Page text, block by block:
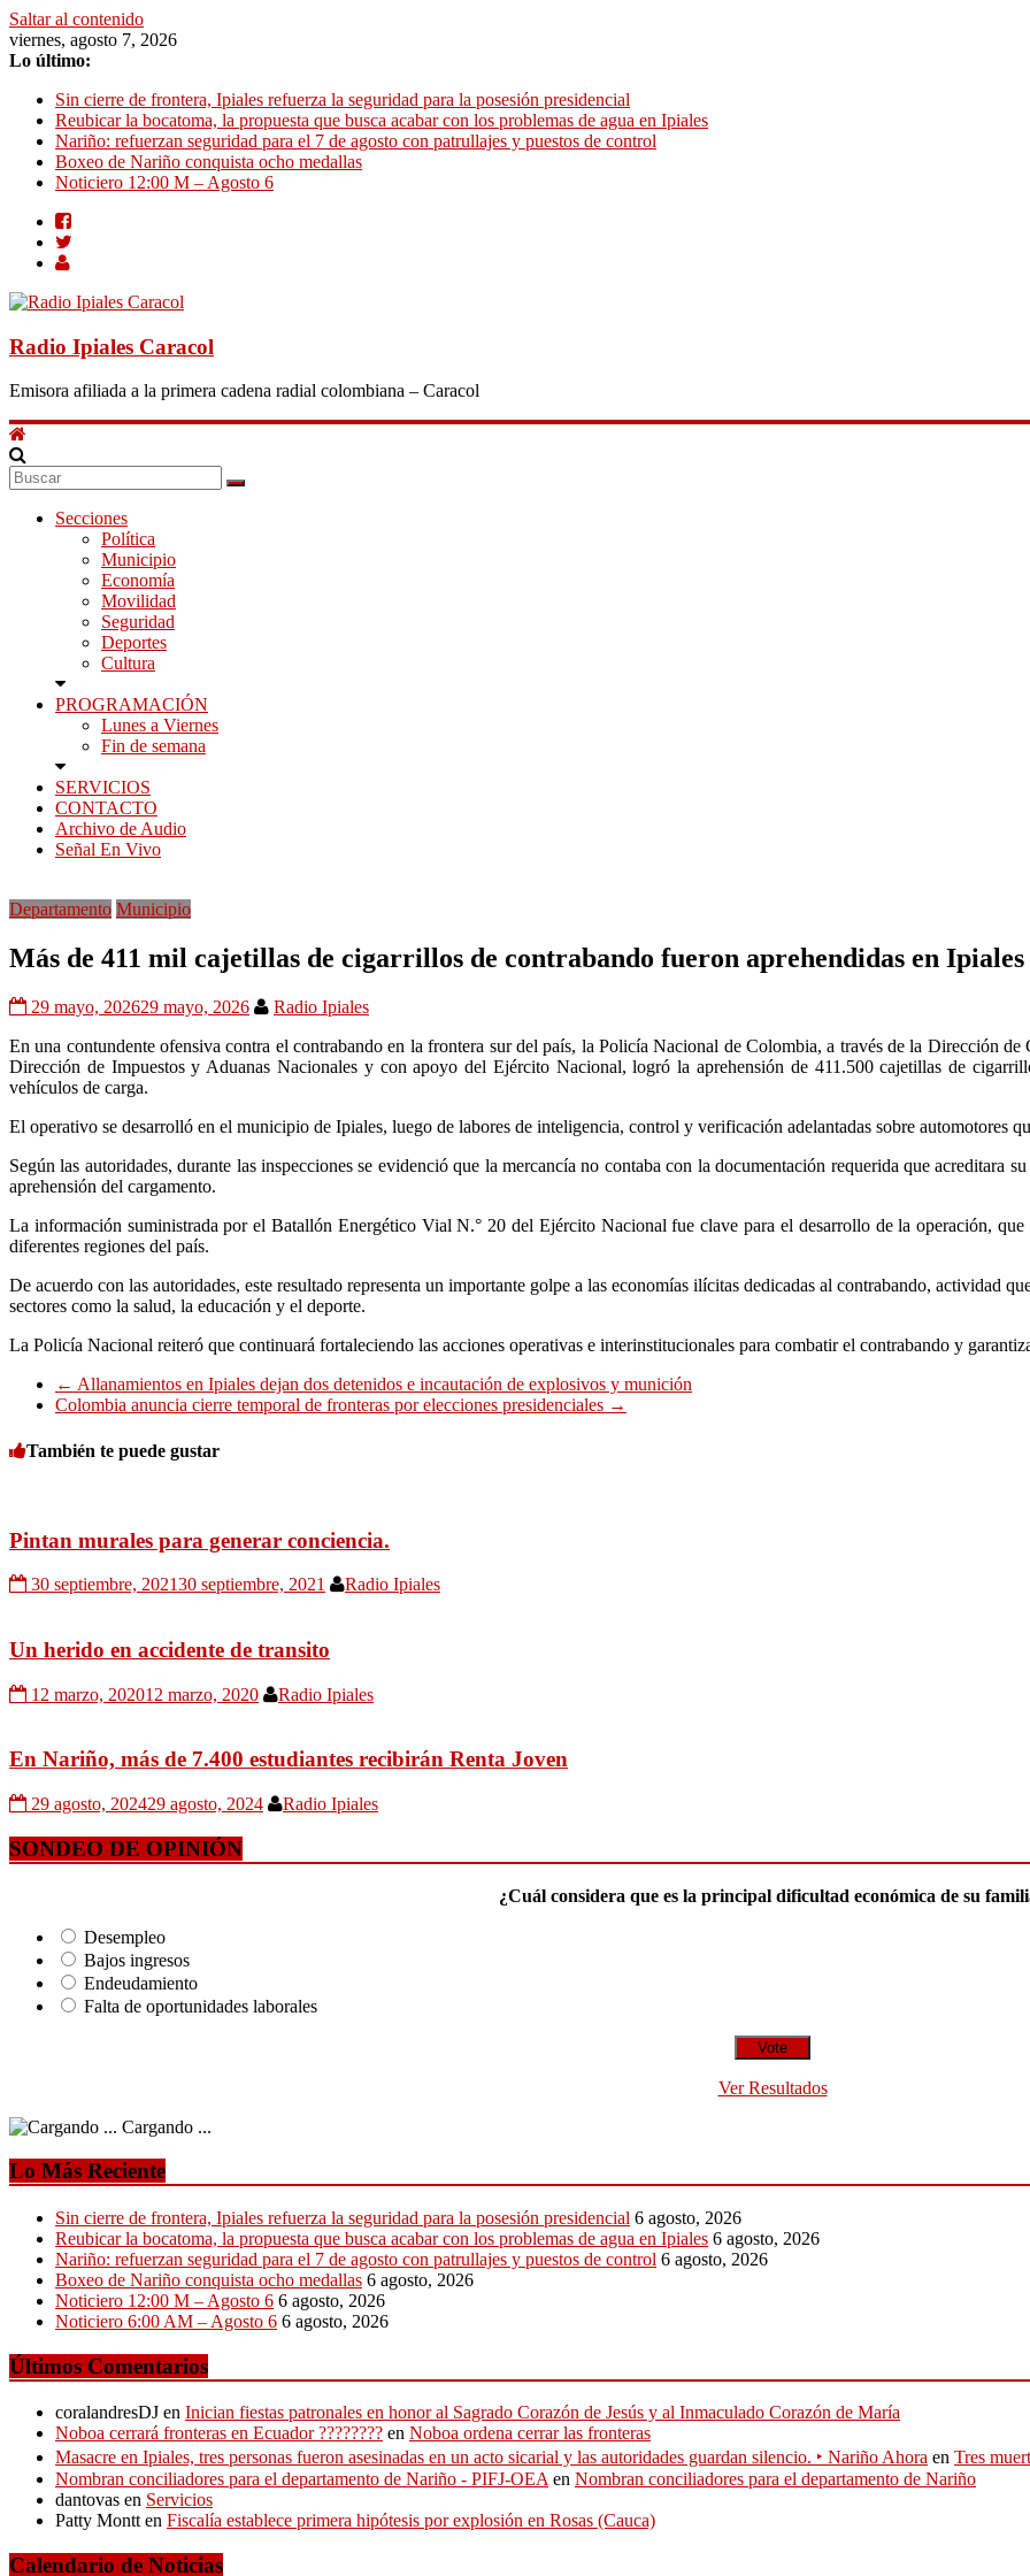
Saltar al contenido
viernes, agosto 7, 2026
Lo último:
Sin cierre de frontera, Ipiales refuerza la seguridad para la posesión presidencial
Reubicar la bocatoma, la propuesta que busca acabar con los problemas de agua en Ipiales
Nariño: refuerzan seguridad para el 7 de agosto con patrullajes y puestos de control
Boxeo de Nariño conquista ocho medallas
Noticiero 12:00 M – Agosto 6
Radio Ipiales Caracol
Emisora afiliada a la primera cadena radial colombiana – Caracol
Secciones
Política
Municipio
Economía
Movilidad
Seguridad
Deportes
Cultura
PROGRAMACIÓN
Lunes a Viernes
Fin de semana
SERVICIOS
CONTACTO
Archivo de Audio
Señal En Vivo
Departamento Municipio
Más de 411 mil cajetillas de cigarrillos de contrabando fueron aprehendidas en Ipiales
29 mayo, 202629 mayo, 2026
Radio Ipiales
En una contundente ofensiva contra el contrabando en la frontera sur del país, la Policía Nacional de Colombia, a través de la Dirección
Dirección de Impuestos y Aduanas Nacionalesy con apoyo del Ejército Nacional, logró la aprehensión de 411.500 cajetillas de
vehículos de carga.
El operativo se desarrolló en el municipio de Ipiales, luego de labores de inteligencia, control y verificación adelantadas sobre automotores
Según las autoridades, durante las inspecciones se evidenció que la mercancía no contaba con la documentación requerida que
aprehensión del cargamento.
La información suministrada por el Batallón Energético Vial N.° 20 del Ejército Nacional fue clave para el desarrollo de la operación,
diferentes regiones del país.
De acuerdo con las autoridades, este resultado representa un importante golpe a las economías ilícitas dedicadas al contrabando, actividad
sectores como la salud, la educación y el deporte.
La Policía Nacional reiteró que continuará fortaleciendo las acciones operativas e interinstitucionales para combatir el contrabando y
← Allanamientos en Ipiales dejan dos detenidos e incautación de explosivos y munición
Colombia anuncia cierre temporal de fronteras por elecciones presidenciales →
También te puede gustar
Pintan murales para generar conciencia.
30 septiembre, 202130 septiembre, 2021 Radio Ipiales
Un herido en accidente de transito
12 marzo, 202012 marzo, 2020 Radio Ipiales
En Nariño, más de 7.400 estudiantes recibirán Renta Joven
29 agosto, 202429 agosto, 2024 Radio Ipiales
SONDEO DE OPINIÓN
¿Cuál considera que es la principal dificultad económica de su
Desempleo
Bajos ingresos
Endeudamiento
Falta de oportunidades laborales
Ver Resultados
Cargando ...
Lo Más Reciente
Sin cierre de frontera, Ipiales refuerza la seguridad para la posesión presidencial 6 agosto, 2026
Reubicar la bocatoma, la propuesta que busca acabar con los problemas de agua en Ipiales 6 agosto, 2026
Nariño: refuerzan seguridad para el 7 de agosto con patrullajes y puestos de control 6 agosto, 2026
Boxeo de Nariño conquista ocho medallas 6 agosto, 2026
Noticiero 12:00 M – Agosto 6 6 agosto, 2026
Noticiero 6:00 AM – Agosto 6 6 agosto, 2026
Últimos Comentarios
coralandresDJ en Inician fiestas patronales en honor al Sagrado Corazón de Jesús y al Inmaculado Corazón de María
Noboa cerrará fronteras en Ecuador ???????? en Noboa ordena cerrar las fronteras
Masacre en Ipiales, tres personas fueron asesinadas en un acto sicarial y las autoridades guardan silencio. ‣ Nariño Ahora en Tres
Nombran conciliadores para el departamento de Nariño - PIFJ-OEAen Nombran conciliadores para el departamento de Nariño
dantovas en Servicios
Patty Montten Fiscalía establece primera hipótesis por explosión en Rosas (Cauca)
Calendario de Noticias